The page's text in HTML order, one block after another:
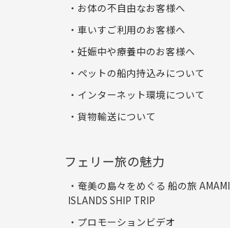
お体の不自由なお客様へ
車いすご利用のお客様へ
妊娠中や療養中のお客様へ
ペットの船内持込みについて
インターネット環境について
貨物輸送について
フェリー旅の魅力
奄美の島々をめぐる 船の旅 AMAMI
ISLANDS SHIP TRIP
プロモーションビデオ